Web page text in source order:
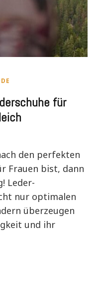
für
den perfekten
Frauen bist, dann
Leder-
nur optimalen
überzeugen
und ihr